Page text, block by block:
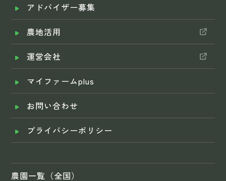
アドバイザー募集
農地活用
運営会社
マイファームplus
お問い合わせ
プライバシーポリシー
農園一覧（全国）